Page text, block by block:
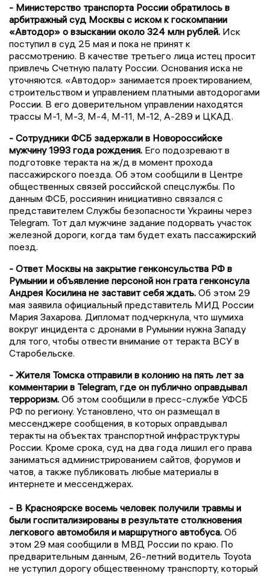
- Министерство транспорта России обратилось в
арбитражный суд Москвы с иском к госкомпании
«Автодор» о взыскании около 324 млн рублей. Иск
поступил в суд 25 мая и пока не принят к
рассмотрению. В качестве третьего лица истец просит
привлечь Счетную палату России. Основания иска не
уточняются. «Автодор» занимается проектированием,
строительством и управлением платными автодорогами
России. В его доверительном управлении находятся
трассы М-1, М-3, М-4, М-11, М-12, А-289 и ЦКАД.
- Сотрудники ФСБ задержали в Новороссийске
мужчину 1993 года рождения. Его подозревают в
подготовке теракта на ж/д в момент прохода
пассажирского поезда. Об этом сообщили в Центре
общественных связей российской спецслужбы. По
данным ФСБ, россиянин инициативно связался с
представителем Службы безопасности Украины через
Telegram. Тот дал мужчине задание подорвать участок
железной дороги, когда там будет ехать пассажирский
поезд.
- Ответ Москвы на закрытие генконсульства РФ в
Румынии и объявление персоной нон грата генконсула
Андрея Косилина не заставит себя ждать. Об этом 29
мая заявила официальный представитель МИД России
Мария Захарова. Дипломат подчеркнула, что шумиха
вокруг инцидента с дронами в Румынии нужна Западу
для того, чтобы отвести внимание от теракта ВСУ в
Старобельске.
- Жителя Томска отправили в колонию на пять лет за
комментарии в Telegram, где он публично оправдывал
терроризм. Об этом сообщили в пресс-службе УФСБ
РФ по региону. Установлено, что он размещал в
мессенджере сообщения, в которых оправдывал
теракты на объектах транспортной инфраструктуры
России. Кроме срока, суд на два года лишил его права
заниматься администрированием сайтов, форумов и
чатов, а также публиковать любые материалы в
интернете и мессенджерах.
- В Красноярске восемь человек получили травмы и
были госпитализированы в результате столкновения
легкового автомобиля и маршрутного автобуса. Об
этом 29 мая сообщили в МВД России по краю. По
предварительным данным, 26-летний водитель Toyota
не уступил дорогу общественному транспорту, который